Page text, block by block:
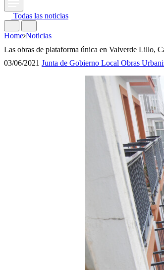
Todas las noticias
Home Noticias
Las obras de plataforma única en Valverde Lillo,
03/06/2021 Junta de Gobierno Local Obras